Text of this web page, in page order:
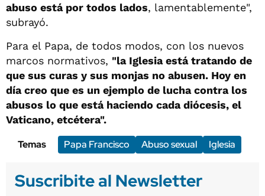
abuso está por todos lados, lamentablemente",
subrayó.
Para el Papa, de todos modos, con los nuevos
marcos normativos, "la Iglesia está tratando de
que sus curas y sus monjas no abusen. Hoy en
día creo que es un ejemplo de lucha contra los
abusos lo que está haciendo cada diócesis, el
Vaticano, etcétera".
Temas
Papa Francisco Abuso sexual Iglesia
Suscribite al Newsletter